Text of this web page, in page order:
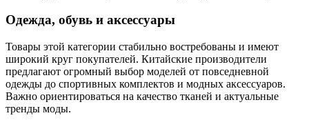
Одежда, обувь и аксессуары
Товары этой категории стабильно востребованы и имеют
широкий круг покупателей. Китайские производители
предлагают огромный выбор моделей от повседневной
одежды до спортивных комплектов и модных аксессуаров.
Важно ориентироваться на качество тканей и актуальные
тренды моды.